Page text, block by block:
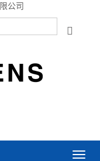
公司
導